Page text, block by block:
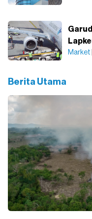
Market
Berita Utama